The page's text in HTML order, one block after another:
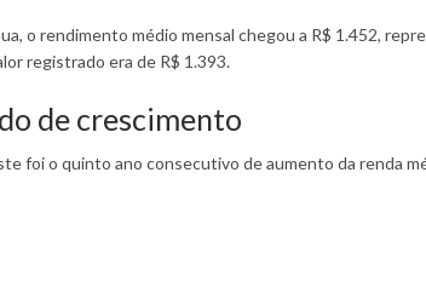
o rendimento médio mensal chegou a R$ 1.452,
registrado era de R$ 1.393.
de crescimento
foi o quinto ano consecutivo de aumento da renda